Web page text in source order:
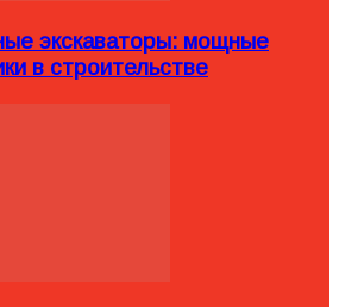
экскаваторы: мощные
в строительстве